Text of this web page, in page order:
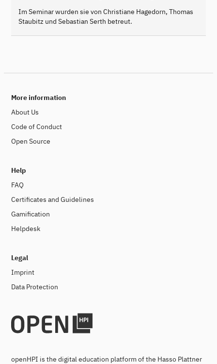
Im Seminar wurden sie von Christiane Hagedorn, Thomas
Staubitz und Sebastian Serth betreut.
More information
About Us
Code of Conduct
Open Source
Help
FAQ
Certificates and Guidelines
Gamification
Helpdesk
Legal
Imprint
Data Protection
openHPI is the digital education platform of the Hasso Plattner